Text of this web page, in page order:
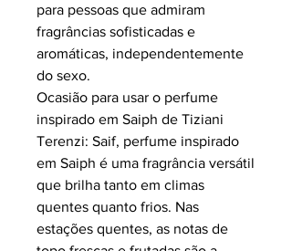
para pessoas que admiram
fragrâncias sofisticadas e
aromáticas, independentemente
do sexo.
Ocasião para usar o perfume
inspirado em Saiph de Tiziani
Terenzi: Saif, perfume inspirado
em Saiph é uma fragrância versátil
que brilha tanto em climas
quentes quanto frios. Nas
estações quentes, as notas de